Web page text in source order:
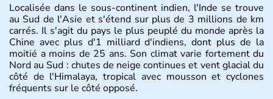
Localisée dans le sous-continent indien, l'Inde se trouve
au Sud de l'Asie et s'étend sur plus de 3 millions de km
carrés. Il s'agit du pays le plus peuplé du monde après la
Chine avec plus d'1 milliard d'indiens, dont plus de la
moitié a moins de 25 ans. Son climat varie fortement du
Nord au Sud : chutes de neige continues et vent glacial du
côté de l'Himalaya, tropical avec mousson et cyclones
fréquents sur le côté opposé.